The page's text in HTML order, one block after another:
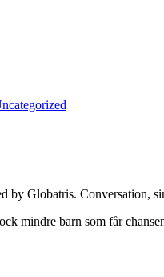
Globatris. Conversation,
mindre barn som får